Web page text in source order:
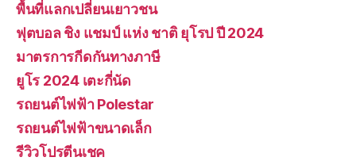
พื้นที่แลกเปลี่ยนเยาวชน
ฟุตบอล ชิง แชมป์ แห่ง ชาติ ยุโรป ปี 2024
มาตรการกีดกันทางภาษี
ยูโร 2024 เตะกี่นัด
รถยนต์ไฟฟ้า Polestar
รถยนต์ไฟฟ้าขนาดเล็ก
รีวิวโปรตีนเชค